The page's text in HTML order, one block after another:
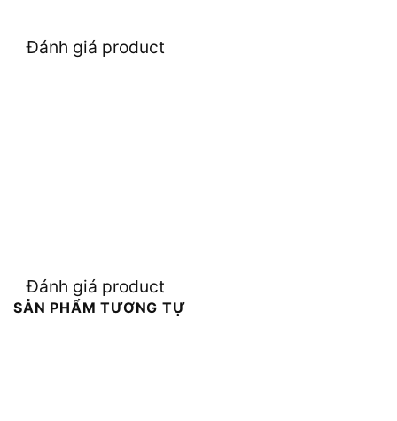
Đánh giá product
Đánh giá product
SẢN PHẨM TƯƠNG TỰ